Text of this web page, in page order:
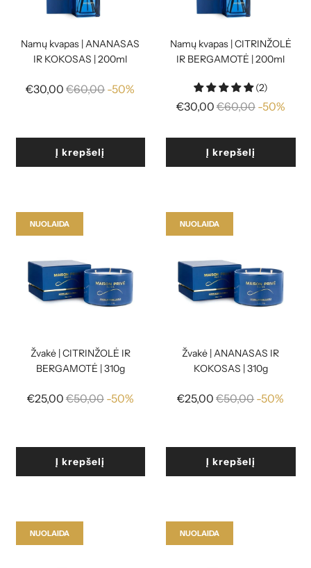
Namų kvapas | ANANASAS
IR KOKOSAS | 200ml
€30,00 Reguliari
€60,00-50%
Į krepšelį
Namų kvapas | CITRINŽOLĖ
IR BERGAMOTĖ | 200ml
(2)
€30,00Reguliari
€60,00 -50%
Į krepšelį
NUOLAIDA
Žvakė | CITRINŽOLĖ IR
BERGAMOTĖ | 310g
€25,00Reguliari
€50,00 -50%
Į krepšelį
NUOLAIDA
Žvakė | ANANASAS IR
KOKOSAS | 310g
€25,00 Reguliari
€50,00-50%
Į krepšelį
NUOLAIDA NUOLAIDA